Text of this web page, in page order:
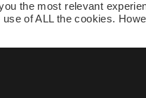
Contact
the most relevant
of ALL the cookies.